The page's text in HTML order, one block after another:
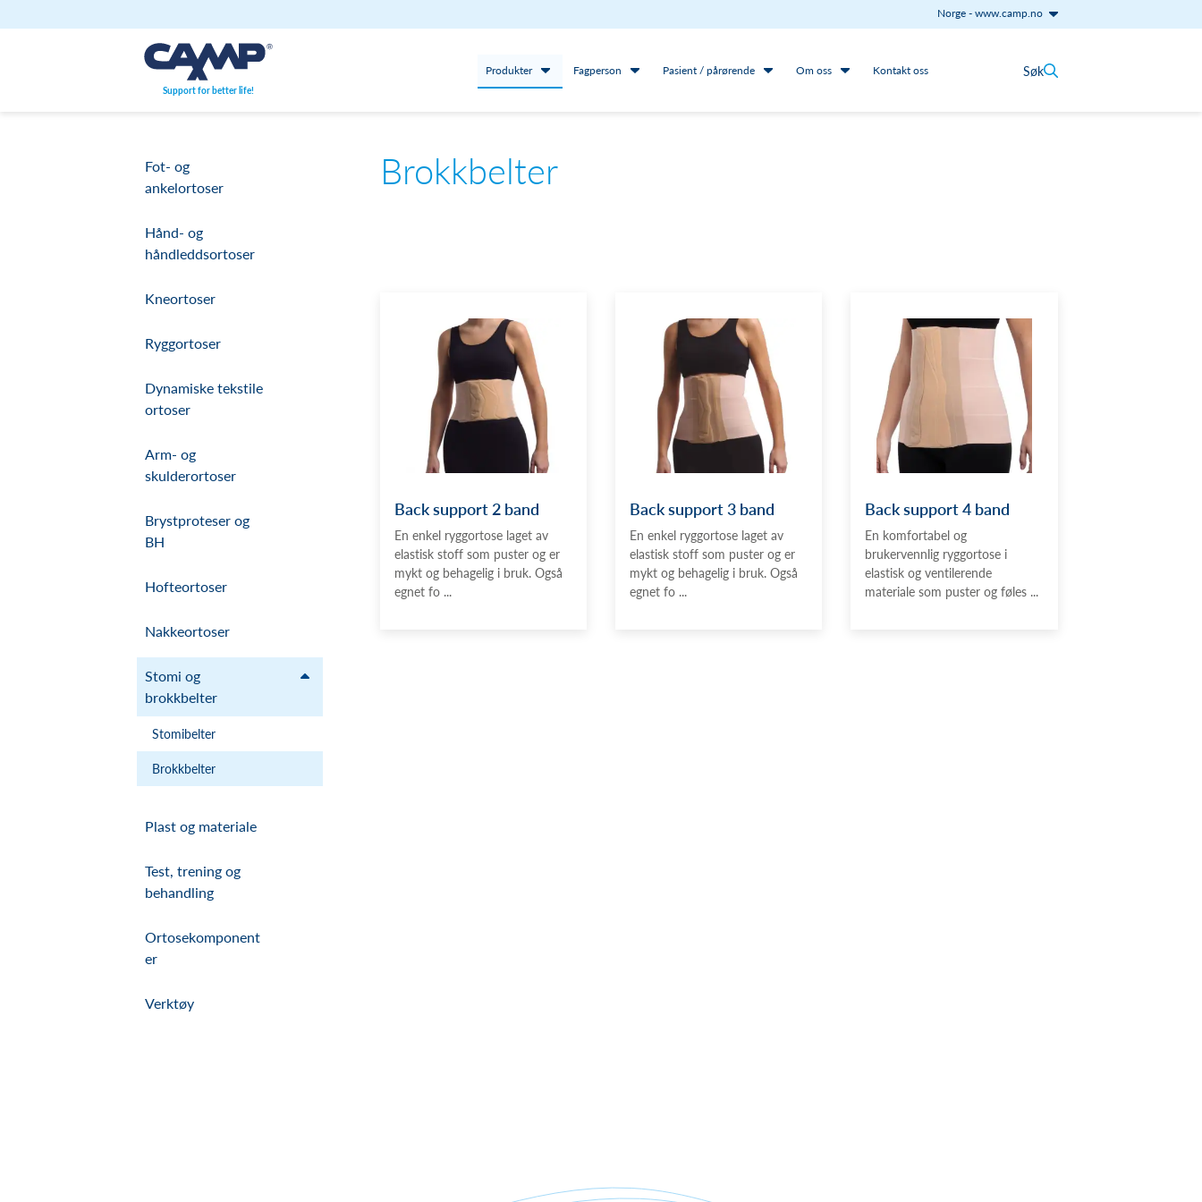
Norge-www.camp.no
Hopp til innhold
Support for better life!
Produkter Fagperson Pasient / pårørende Om oss Kontakt oss Søk
Fot- og
ankelortoser
Hånd- og
håndleddsortoser
Kneortoser
Ryggortoser
Dynamiske tekstile
ortoser
Arm- og
skulderortoser
Brystproteser og
BH
Hofteortoser
Nakkeortoser
Stomi og
brokkbelter
Stomibelter
Brokkbelter
Plast og materiale
Test, trening og
behandling
Ortosekomponent
er
Verktøy
Brokkbelter
Back support 2 band
En enkel ryggortose laget av
elastisk stoff som puster og er
mykt og behagelig i bruk. Også
egnet fo ...
Back support 3 band
En enkel ryggortose laget av
elastisk stoff som puster og er
mykt og behagelig i bruk. Også
egnet fo ...
Back support 4 band
En komfortabel og
brukervennlig ryggortose i
elastisk og ventilerende
materiale som puster og føles ...